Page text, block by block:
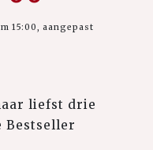
15:00, aangepast
liefst drie
Bestseller